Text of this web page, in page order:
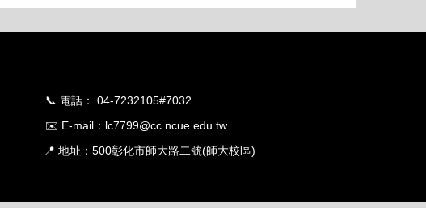
📞 電話： 04-7232105#7032
✉️ E-mail：lc7799@cc.ncue.edu.tw
📍 地址：500彰化市師大路二號(師大校區)